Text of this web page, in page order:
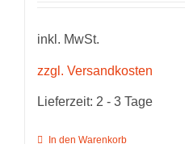
inkl. MwSt.
zzgl. Versandkosten
Lieferzeit: 2 - 3 Tage
In den Warenkorb